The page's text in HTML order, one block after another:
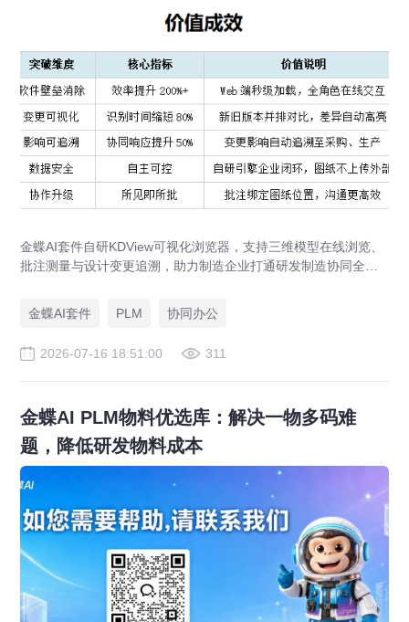
金蝶AI套件自研KDView可视化浏览器，支持三维模型在线浏览、
批注测量与设计变更追溯，助力制造企业打通研发制造协同全链
金蝶AI套件
PLM 协同办公
2026-07-16 18:51:00 311
金蝶AI PLM物料优选库：解决一物多码难
题，降低研发物料成本